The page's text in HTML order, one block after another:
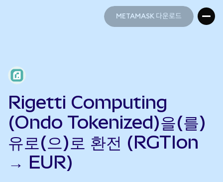
METAMASK 다운로드
Rigetti Computing
(Ondo Tokenized)을(를)
유로(으)로 환전 (RGTIon
→ EUR)